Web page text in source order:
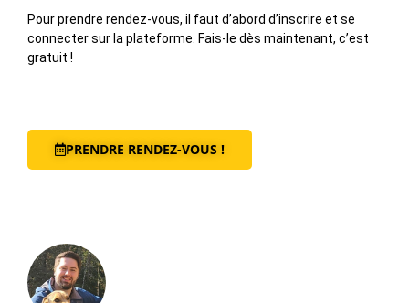
Pour prendre rendez-vous, il faut d’abord d’inscrire et se
connecter sur la plateforme. Fais-le dès maintenant, c’est
gratuit !
PRENDRE RENDEZ-VOUS !